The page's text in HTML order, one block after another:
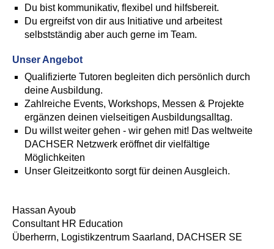
Du bist kommunikativ, flexibel und hilfsbereit.
Du ergreifst von dir aus Initiative und arbeitest
selbstständig aber auch gerne im Team.
Unser Angebot
Qualifizierte Tutoren begleiten dich persönlich durch
deine Ausbildung.
Zahlreiche Events, Workshops, Messen & Projekte
ergänzen deinen vielseitigen Ausbildungsalltag.
Du willst weiter gehen - wir gehen mit! Das weltweite
DACHSER Netzwerk eröffnet dir vielfältige
Möglichkeiten
Unser Gleitzeitkonto sorgt für deinen Ausgleich.
Hassan Ayoub
Consultant HR Education
Überherrn, Logistikzentrum Saarland, DACHSER SE